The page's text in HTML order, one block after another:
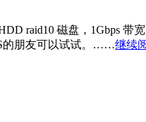
raid10 磁盘，1Gbps 带
的朋友可以试试。……继续